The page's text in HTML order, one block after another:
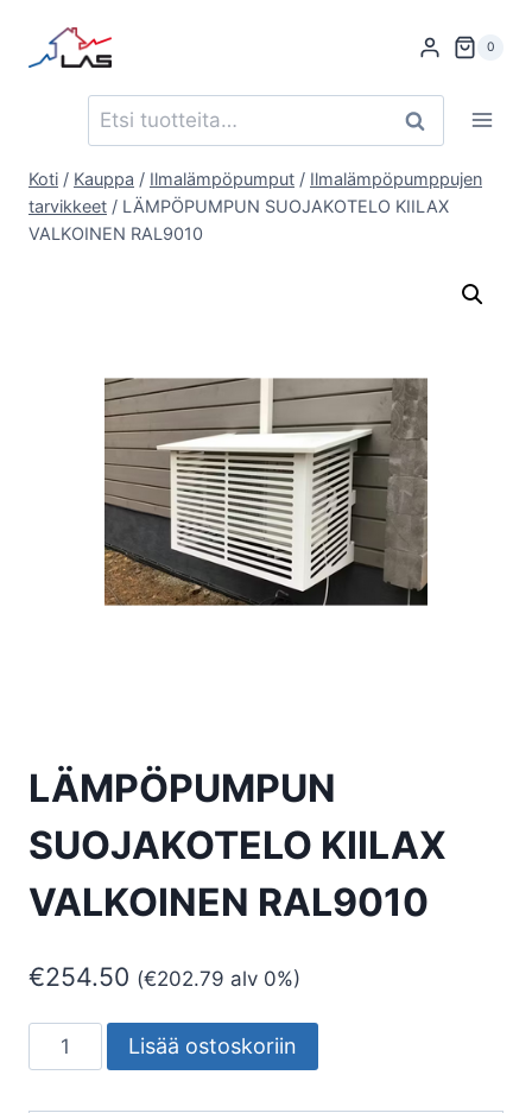
sisältöön
0
Etsi: Haku
Koti / Kauppa / Ilmalämpöpumput / Ilmalämpöpumppujen
tarvikkeet / LÄMPÖPUMPUN SUOJAKOTELO KIILAX
VALKOINEN RAL9010
LÄMPÖPUMPUN
SUOJAKOTELO KIILAX
VALKOINEN RAL9010
€254.50 (€202.79 alv 0%)
LÄMPÖPUMPUN
SUOJAKOTELO
Lisää ostoskoriin